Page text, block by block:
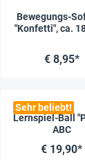
Bewegungs-
"Konfetti", ca.
€ 8,95*
Sehr beliebt!
Lernspiel-Ball
ABC
€ 19,90*